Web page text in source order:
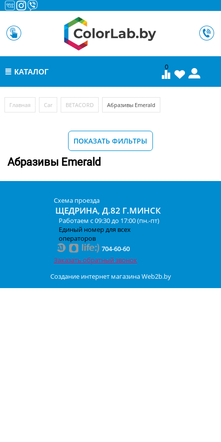
0
КАТАЛОГ
МЕНЮ
Главная Car BETACORD Абразивы Emerald
ПОКАЗАТЬ ФИЛЬТРЫ
Абразивы Emerald
Создание интернет магазинаWeb2b.by
Единый номер для всех
операторов
704-60-60
Заказать обратный звонок
Схема проезда
ЩЕДРИНА, Д.82 Г.МИНСК
Работаем с 09:30 до 17:00 (пн.-пт)